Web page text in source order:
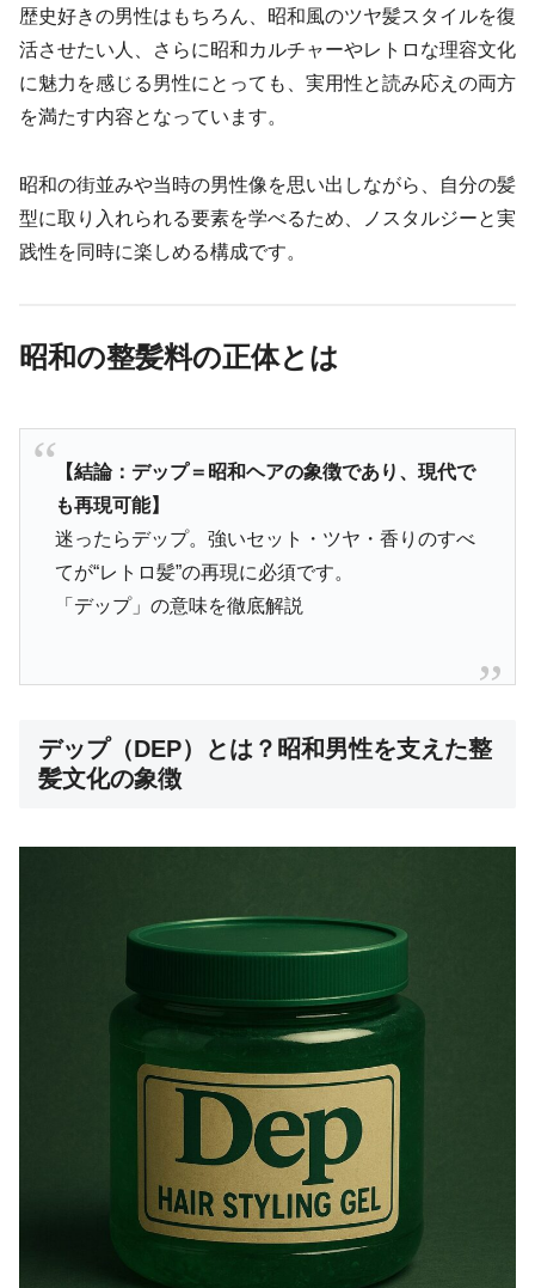
歴史好きの男性はもちろん、昭和風のツヤ髪スタイルを復
活させたい人、さらに昭和カルチャーやレトロな理容文化
に魅力を感じる男性にとっても、実用性と読み応えの両方
を満たす内容となっています。
昭和の街並みや当時の男性像を思い出しながら、自分の髪
型に取り入れられる要素を学べるため、ノスタルジーと実
践性を同時に楽しめる構成です。
昭和の整髪料の正体とは
【結論：デップ＝昭和ヘアの象徴であり、現代で
も再現可能】
迷ったらデップ。強いセット・ツヤ・香りのすべ
てが“レトロ髪”の再現に必須です。
「デップ」の意味を徹底解説
デップ（DEP）とは？昭和男性を支えた整
髪文化の象徴